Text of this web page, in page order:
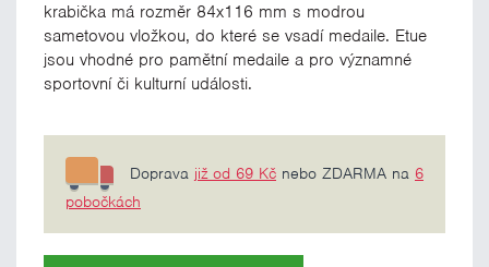
krabička má rozměr 84x116 mm s modrou
sametovou vložkou, do které se vsadí medaile. Etue
jsou vhodné pro pamětní medaile a pro významné
sportovní či kulturní události.
Doprava již od 69 Kč nebo ZDARMA na 6
pobočkách